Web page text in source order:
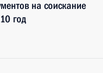
на соискание
год